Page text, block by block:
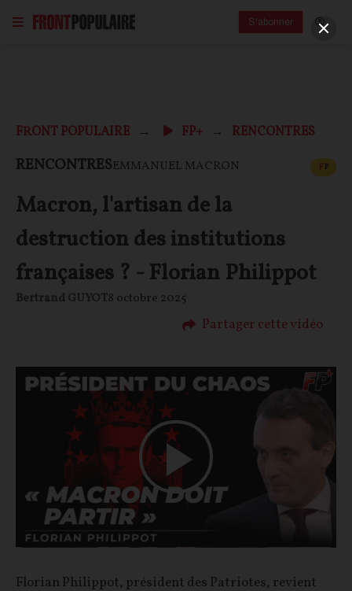
S'abonner
FRONT POPULAIRE FP+ RENCONTRES
RENCONTRESEMMANUEL MACRON FP
Macron, l'artisan de la
destruction des institutions
françaises ? - Florian Philippot
Bertrand GUYOT8 octobre 2025
Partager cette vidéo
Play
Video
Florian Philippot, président des Patriotes, revient